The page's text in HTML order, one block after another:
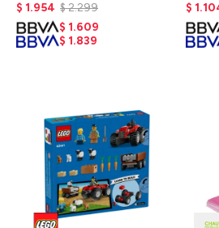
$ 1.954 $2.299
$ 1.609
$ 1.839
$